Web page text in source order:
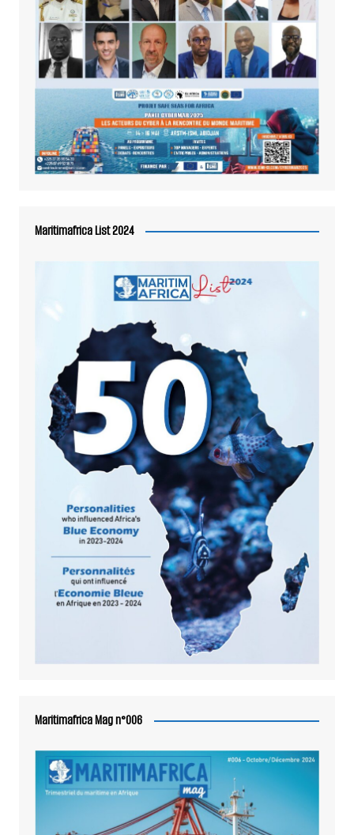
Maritimafrica List 2024
Maritimafrica Mag n°006